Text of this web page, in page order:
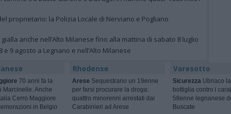
proprietario: la Polizia Locale di Nerviano e Pogliano
anche nell’Alto Milanese fino alla mattina di sabato 8 luglio
9 agosto a Legnano e nell’Alto Milanese
70 anni fa la
Marcinelle. Anche
Cerro Maggiore
in Belgio
Rhodense
Arese Sequestrano un 19enne
per farsi procurare la droga:
quattro minorenni arrestati dai
Carabinieri ad Arese
Varesotto
SicurezzaUbriaco
bottiglia contro i
58enne legnanese
Buscate